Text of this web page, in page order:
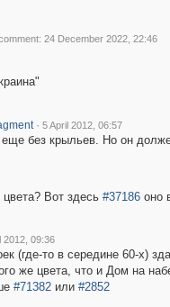
24 December 2022, 22:46
· 5 April 2012, 06:57
без крыльев. Но он
Вот здесь #37186оно
2012, 09:36
(где-то в середине 60-х)
же цвета, что и Дом на
#71382или #2852